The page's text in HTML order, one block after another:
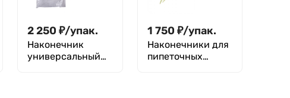
2 250 ₽/упак.
Наконечник
универсальный
1 750 ₽/упак.
Наконечники для
пипеточных